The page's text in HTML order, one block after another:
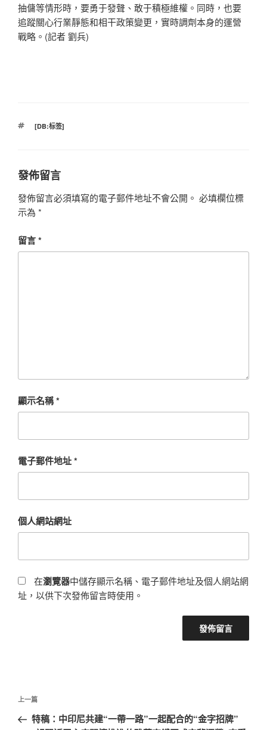
抽傭等情形時，要勇于發聲、敢于積極維權。同時，也要
追蹤關心行業靜態和相干政策變更，實時調劑本身的運營
戰略。(記者 劉兵)
標
[DB:标签]
發佈留言
發佈留言必須填寫的電子郵件地址不會公開。 必填欄位標
示為 *
留言*
顯示名稱*
電子郵件地址*
個人網站網址
在瀏覽器中儲存顯示名稱、電子郵件地址及個人網站網
址，以供下次發佈留言時使用。
文
導
上
一
上一篇
特稿：中印尼共建“一帶一路”一起配合的“金字招牌”